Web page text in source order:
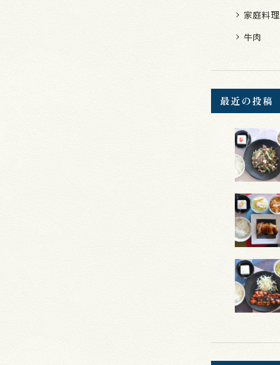
家庭料理
牛肉
最近の投稿